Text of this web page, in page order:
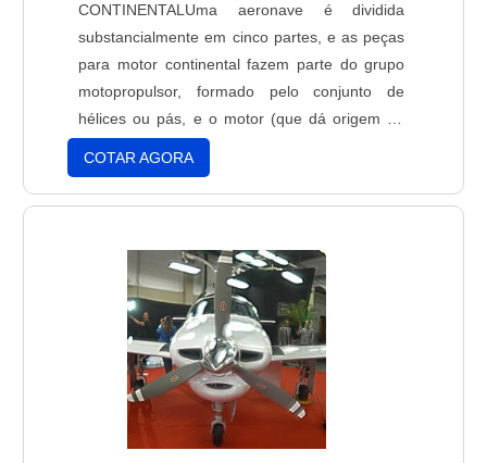
CONTINENTALUma aeronave é dividida
substancialmente em cinco partes, e as peças
para motor continental fazem parte do grupo
motopropulsor, formado pelo conjunto de
hélices ou pás, e o motor (que dá origem ao
nome).Parte essa que é responsável por gerar
tração para que o avião consiga avançar, a
força gerada pelo motor é o que faz com que a
entre uma caixa redutora ao eixo do m....
COTAR AGORA